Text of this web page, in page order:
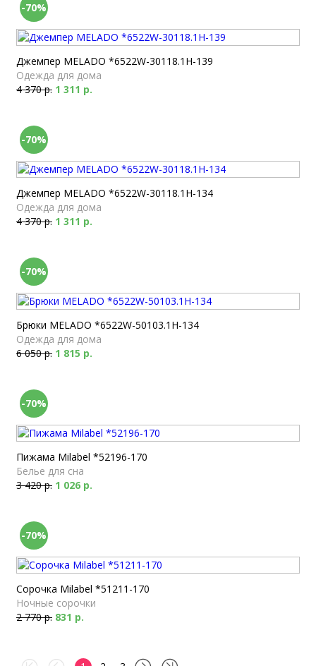
-70%
Джемпер MELADO *6522W-30118.1H-139
Одежда для дома
4 370 р. 1 311 р.
-70%
Джемпер MELADO *6522W-30118.1H-134
Одежда для дома
4 370 р. 1 311 р.
-70%
Брюки MELADO *6522W-50103.1H-134
Одежда для дома
6 050 р. 1 815 р.
-70%
Пижама Milabel *52196-170
Белье для сна
3 420 р. 1 026 р.
-70%
Сорочка Milabel *51211-170
Ночные сорочки
2 770 р. 831 р.